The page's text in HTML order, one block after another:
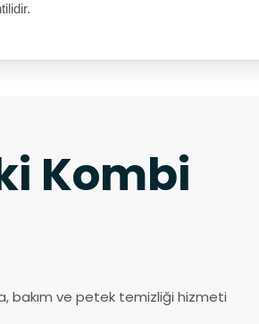
Kombi
bakım ve petek temizliği hizmeti